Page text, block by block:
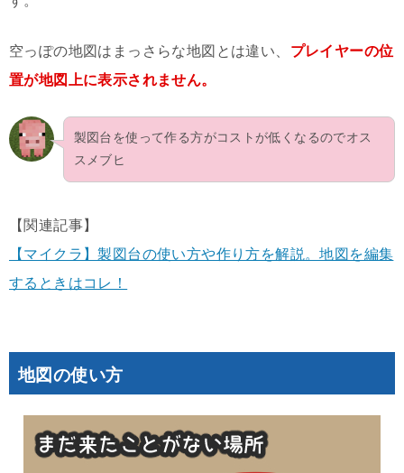
空っぽの地図はまっさらな地図とは違い、 プレイヤーの位
置が地図上に表示されません。
製図台を使って作る方がコストが低くなるのでオス
スメブヒ
【関連記事】
【マイクラ】製図台の使い方や作り方を解説。地図を編集
するときはコレ！
地図の使い方